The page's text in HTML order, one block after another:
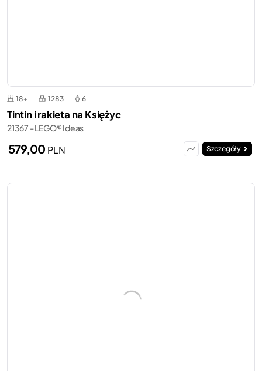
18+ 1283 6
Tintin i rakieta na Księżyc
21367 - LEGO® Ideas
579,00 PLN Szczegóły